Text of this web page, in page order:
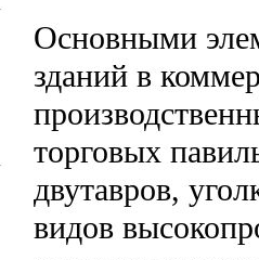
Основными
зданий в
торговых
двутавров,
видов